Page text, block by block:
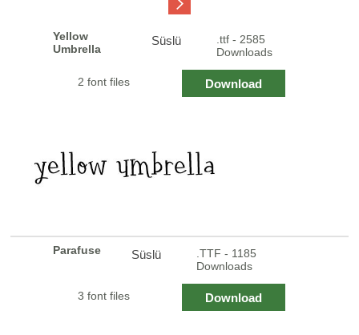
Yellow
Umbrella
Süslü
.ttf - 2585
Downloads
2 font files Download
Parafuse Süslü
.TTF - 1185
Downloads
3 font files Download